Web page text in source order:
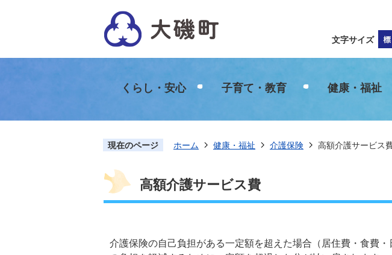
文字サイズ
くらし・安心 子育て・教育 健康・福祉
現在のページ ホーム 健康・福祉 介護保険 高額介護サービス
高額介護サービス費
介護保険の自己負担がある一定額を超えた場合（居住費・食費